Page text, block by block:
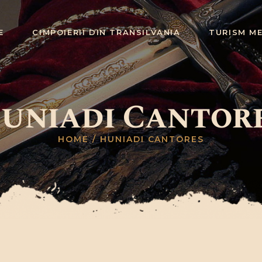
CIMPOIERII DIN TRANSILVANIA TURISM
HOME HUNIADI CANTORES
EVENIMENTE
CIMPOIERII
DIN
TRANSILVANIA
TURISM
MEDIEVAL
NOUTĂȚI
CONTACT